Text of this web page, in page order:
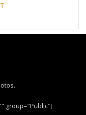
group="Public"]